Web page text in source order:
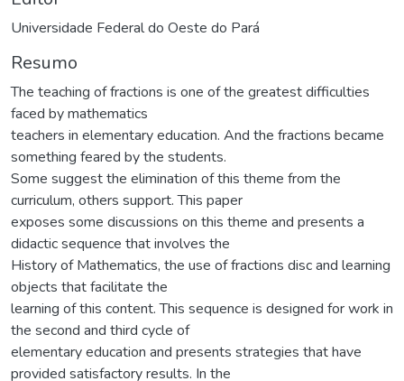
Universidade Federal do Oeste do Pará
Resumo
The teaching of fractions is one of the greatest difficulties
faced by mathematics
teachers in elementary education. And the fractions became
something feared by the students.
Some suggest the elimination of this theme from the
curriculum, others support. This paper
exposes some discussions on this theme and presents a
didactic sequence that involves the
History of Mathematics, the use of fractions disc and learning
objects that facilitate the
learning of this content. This sequence is designed for work in
the second and third cycle of
elementary education and presents strategies that have
provided satisfactory results. In the